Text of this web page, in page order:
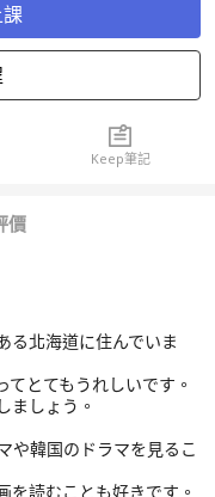
Keep筆記
價
る北海道に住んでいま
とてもうれしいです。
ましょう。
や韓国のドラマを見るこ
を読むことも好きです。